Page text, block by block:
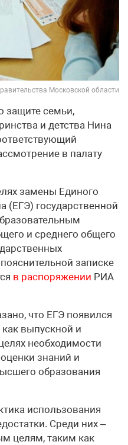
Московской области
защите семьи,
и детства Нина
в палату
замены Единого
(ЕГЭ) государственной
и среднего общего
записке
в распоряжении РИА
что ЕГЭ появился
выпускной и
необходимости
знаний и
образования
использования
Среди них –
целям, таким как